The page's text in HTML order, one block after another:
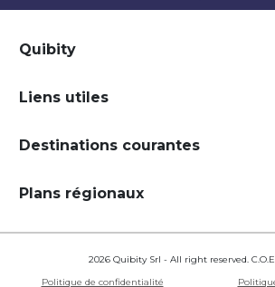
Quibity
Liens utiles
Destinations courantes
Plans régionaux
2026 Quibity Srl - All right reserved.
Politique de confidentialité